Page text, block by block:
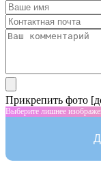
Прикрепить фото
Выберите лишнее